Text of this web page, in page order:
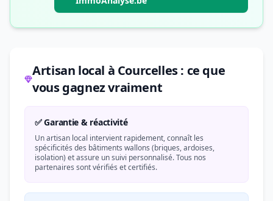
Artisan local à Courcelles : ce que
vous gagnez vraiment
✅ Garantie & réactivité
Un artisan local intervient rapidement, connaît les
spécificités des bâtiments wallons (briques, ardoises,
isolation) et assure un suivi personnalisé. Tous nos
partenaires sont vérifiés et certifiés.